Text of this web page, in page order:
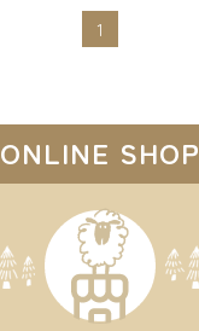
ONLINE SHOP
1